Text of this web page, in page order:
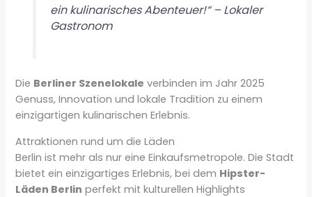
ein kulinarisches Abenteuer!“ – Lokaler
Gastronom
Die Berliner Szenelokale verbinden im Jahr 2025
Genuss, Innovation und lokale Tradition zu einem
einzigartigen kulinarischen Erlebnis.
Attraktionen rund um die Läden
Berlin ist mehr als nur eine Einkaufsmetropole. Die Stadt
bietet ein einzigartiges Erlebnis, bei dem Hipster-
Läden Berlin perfekt mit kulturellen Highlights